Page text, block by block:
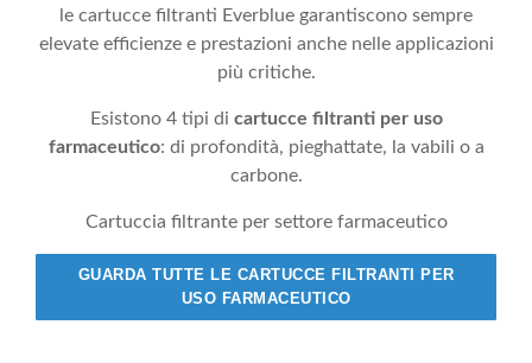
le cartucce filtranti Everblue garantiscono sempre
elevate efficienze e prestazioni anche nelle applicazioni
più critiche.
Esistono 4 tipi di cartucce filtranti per uso
farmaceutico: di profondità, pieghattate, la vabili o a
carbone.
Cartuccia filtrante per settore farmaceutico
GUARDA TUTTE LE CARTUCCE FILTRANTI PER
USO FARMACEUTICO